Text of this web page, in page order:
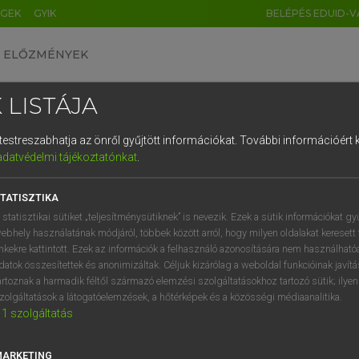
GYIK BELÉPÉS EDUID-
ELŐZMÉNYEK
szótár
VAN ELŐFIZETÉSED?
megtekintéséhez.
LISTÁJA
az önről gyűjtött információkat. További információért
tájékoztatónkat.
statisztikai sütiket „teljesítménysütiknek” is nevezik. Ezek a sütik információkat
használatának módjáról, többek között arról, hogy milyen oldalakat keresett
kattintott. Ezek az információk a felhasználó azonosítására nem
összesítettek és anonimizáltak. Céljuk kizárólag a weboldal funkcióinak
a harmadik féltől származó elemzési szolgáltatásokhoz tartozó sütik;
a látogatóelemzések, a hőtérképek és a közösségi médiaanalitika.
1 szolgáltatás
DE CN FR ES IT NL
1 2 3 4 5 6 7 8 9
q w e r t z u i
a s d f g h j k l é
í y x c v b n m , .